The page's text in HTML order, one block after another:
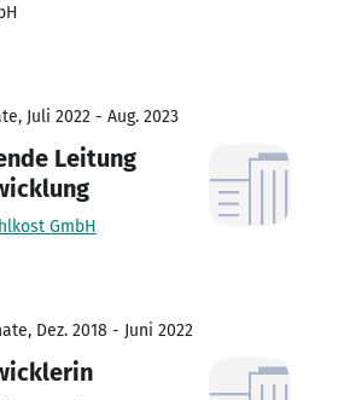
Juli 2022 - Aug. 2023
Leitung
GmbH
Dez. 2018 - Juni 2022